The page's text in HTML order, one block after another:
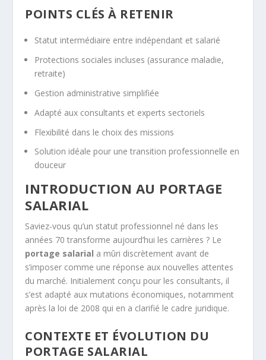
POINTS CLÉS À RETENIR
Statut intermédiaire entre indépendant et salarié
Protections sociales incluses (assurance maladie,
retraite)
Gestion administrative simplifiée
Adapté aux consultants et experts sectoriels
Flexibilité dans le choix des missions
Solution idéale pour une transition professionnelle en
douceur
INTRODUCTION AU PORTAGE
SALARIAL
Saviez-vous qu’un statut professionnel né dans les
années 70 transforme aujourd’hui les carrières ? Le
portage salarial a mûri discrètement avant de
s’imposer comme une réponse aux nouvelles attentes
du marché. Initialement conçu pour les consultants, il
s’est adapté aux mutations économiques, notamment
après la loi de 2008 qui en a clarifié le cadre juridique.
CONTEXTE ET ÉVOLUTION DU
PORTAGE SALARIAL